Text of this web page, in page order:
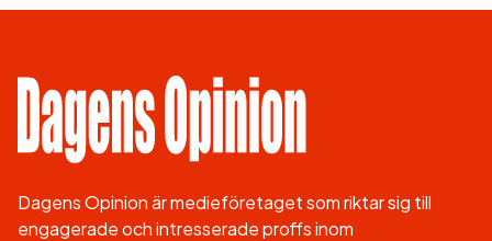
Dagens Opinion är medieföretaget som riktar sig till
engagerade och intresserade proffs inom